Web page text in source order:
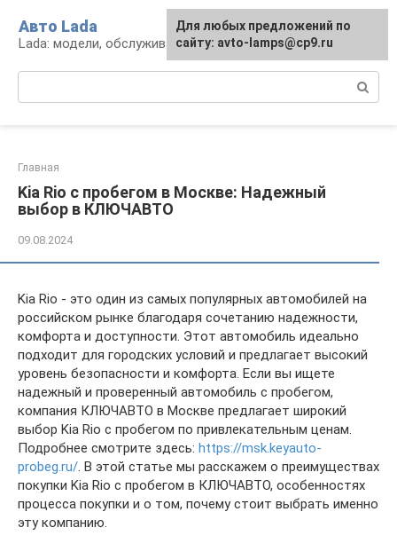
контенту
Авто Lada
Lada: модели, обслуживание, ремонт и тюнинг
Главная
Kia Rio с пробегом в Москве: Надежный
выбор в КЛЮЧАВТО
09.08.2024
Kia Rio - это один из самых популярных автомобилей на
российском рынке благодаря сочетанию надежности,
комфорта и доступности. Этот автомобиль идеально
подходит для городских условий и предлагает высокий
уровень безопасности и комфорта. Если вы ищете
надежный и проверенный автомобиль с пробегом,
компания КЛЮЧАВТО в Москве предлагает широкий
выбор Kia Rio с пробегом по привлекательным ценам.
Подробнее смотрите здесь: https://msk.keyauto-
probeg.ru/. В этой статье мы расскажем о преимуществах
покупки Kia Rio с пробегом в КЛЮЧАВТО, особенностях
процесса покупки и о том, почему стоит выбрать именно
эту компанию.
Для любых предложений по
сайту: avto-lamps@cp9.ru